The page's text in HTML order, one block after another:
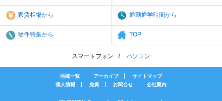
家賃相場から 通勤通学時間から
物件特集から TOP
スマートフォン パソコン
地域一覧 アーカイブ
サイトマップ
個人情報
免責 お問合せ 会社案内